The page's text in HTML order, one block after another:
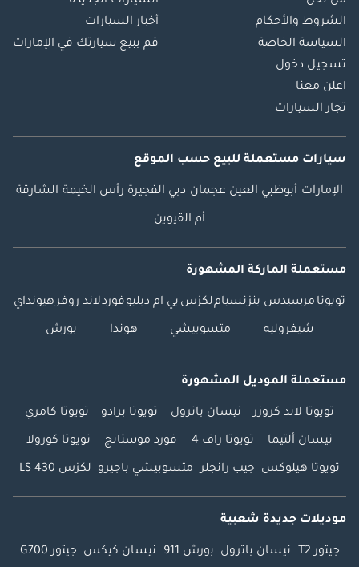
الشروط والأحكام
السياسة الخاصة
تسجيل دخول
اعلن معنا
تجار السيارات
أخبار السيارات
قم ببيع سيارتك في الإمارات
سيارات مستعملة للبيع حسب الموقع
الإمارات أبوظبي العين عجمان دبي الفجيرة رأس الخيمة الشارقة
أم القيوين
مستعملة الماركة المشهورة
تويوتا مرسيدس بنزنسياملكزس بي ام دبليوفوردلاند روفرهيونداي
شيفروليه متسوبيشي هوندا بورش
مستعملة الموديل المشهورة
تويوتا لاند كروزر نيسان باترول تويوتا برادو تويوتا كامري
نيسان ألتيما تويوتا راف 4 فورد موستانج تويوتا كورولا
تويوتا هيلوكس جيب رانجلر متسوبيشي باجيرو لكزس LS 430
موديلات جديدة شعبية
جيتور T2 نيسان باترول بورش 911 نيسان كيكس جيتور G700